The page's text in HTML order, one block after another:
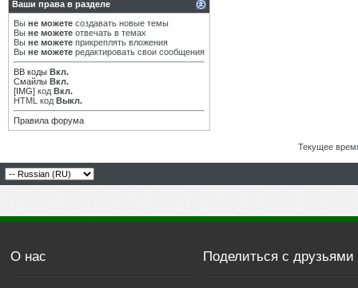
Ваши права в разделе
Вы не можете создавать новые темы
Вы не можете отвечать в темах
Вы не можете прикреплять вложения
Вы не можете редактировать свои сообщения
BB коды Вкл.
Смайлы Вкл.
[IMG] код Вкл.
HTML код Выкл.
Правила форума
Текущее
О нас Поделиться с друзьями